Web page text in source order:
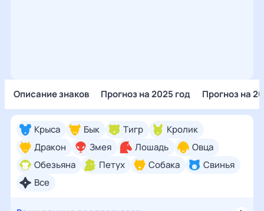
Описание знаков Прогноз на 2025 год Прогноз на
Все
Крыса Бык Тигр
Кролик
Дракон
Змея Лошадь
Овца
Обезьяна
Петух Собака Свинья